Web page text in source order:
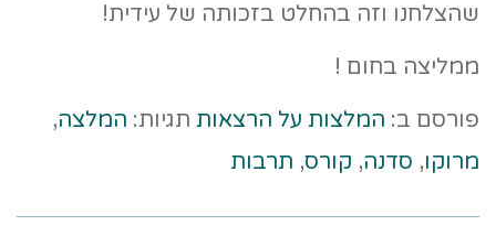
שהצלחנו וזה בהחלט בזכותה של עידית!
ממליצה בחום !
פורסם ב: המלצות על הרצאות תגיות: המלצה,
מרוקו, סדנה, קורס, תרבות